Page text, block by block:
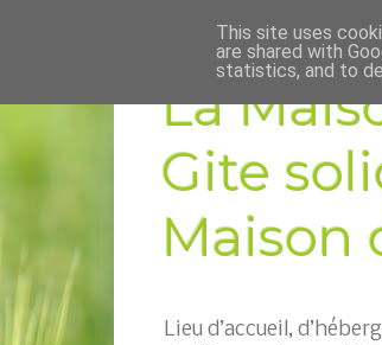
La
Gite
Maison
Lieu d’accueil,
This site uses
are shared with
statistics, and to